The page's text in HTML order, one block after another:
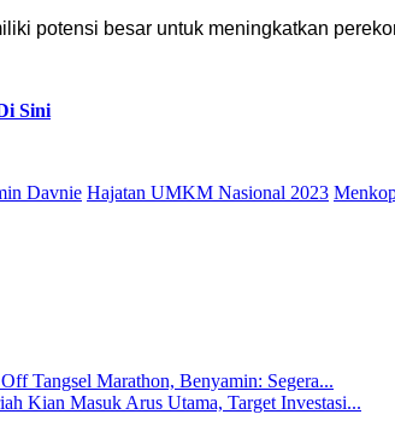
potensi besar untuk meningkatkan
Sini
Davnie Hajatan UMKM Nasional 2023
Tangsel Marathon, Benyamin: Segera...
Kian Masuk Arus Utama, Target Investasi...